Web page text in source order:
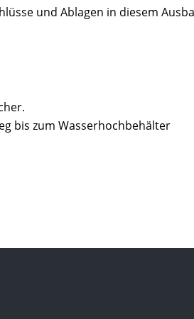
und Ablagen in diesem
bis zum Wasserhochbehälter